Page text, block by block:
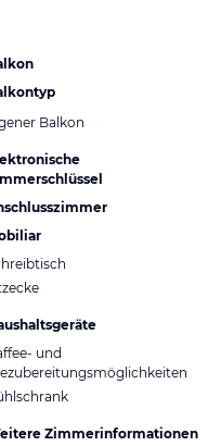
Balkon
und
Zimmerinformationen